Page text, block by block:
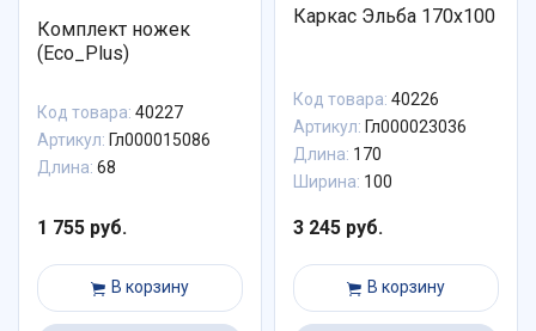
Комплект ножек
(Eco_Plus)
Код товара: 40227
Артикул: Гл000015086
Длина: 68
1 755 руб.
В корзину
Каркас Эльба 170х100
Код товара: 40226
Артикул: Гл000023036
Длина: 170
Ширина: 100
3 245 руб.
В корзину